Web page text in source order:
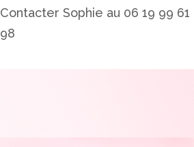
Contacter Sophie au 06 19 99 61
98